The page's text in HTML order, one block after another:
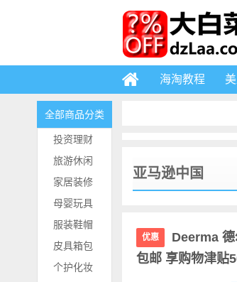
海淘教程
全部商品分类
投资理财
旅游休闲
家居装修
母婴玩具
服装鞋帽
皮具箱包
个护化妆
亚马逊中国
优惠
Deerma
包邮 享购物津贴